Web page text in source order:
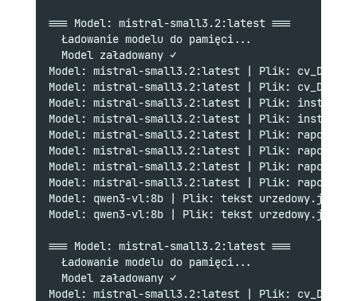
=== Model: mistral-small3.2:latest ===
  Ładowanie modelu do pamięci...
  Model załadowany ✓
Model: mistral-small3.2:latest | Plik:
Model: mistral-small3.2:latest | Plik:
Model: mistral-small3.2:latest | Plik:
Model: mistral-small3.2:latest | Plik:
Model: mistral-small3.2:latest | Plik: raport-
Model: mistral-small3.2:latest | Plik: raport-
Model: mistral-small3.2:latest | Plik:
Model: mistral-small3.2:latest | Plik: raport.png
Model: qwen3-vl:8b | Plik: tekst urzedowy.jpg |
Model: qwen3-vl:8b | Plik: tekst urzedowy.jpg |
=== Model: mistral-small3.2:latest ===
  Ładowanie modelu do pamięci...
  Model załadowany ✓
Model: mistral-small3.2:latest | Plik: